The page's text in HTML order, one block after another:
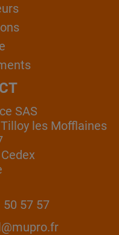
SAS
les Mofflaines
50 57 57